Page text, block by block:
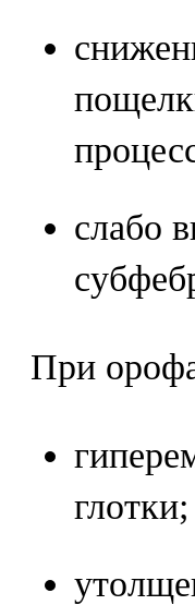
слабо
При
глотки;